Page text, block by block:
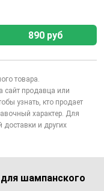
890 руб
товара.
сайт продавца или
узнать, кто продает
характер. Для
доставки и других
шампанского